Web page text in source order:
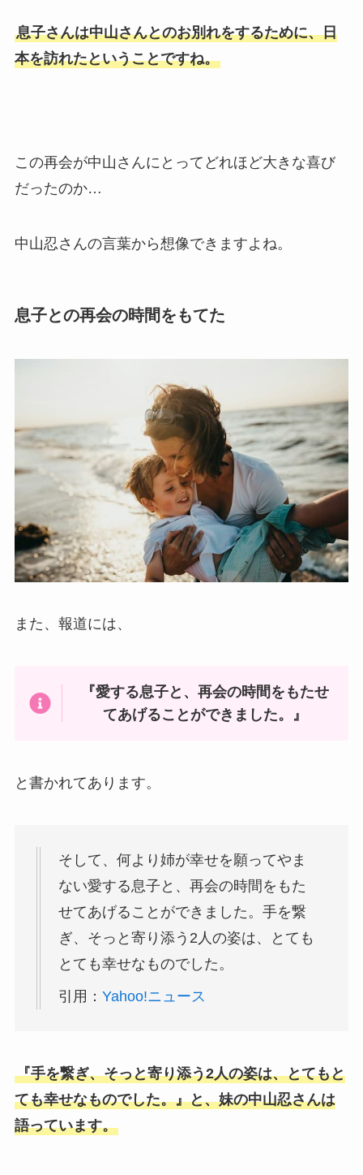
息子さんは中山さんとのお別れをするために、日
本を訪れたということですね。
この再会が中山さんにとってどれほど大きな喜び
だったのか…
中山忍さんの言葉から想像できますよね。
息子との再会の時間をもてた
また、報道には、
『愛する息子と、再会の時間をもたせ
てあげることができました。』
と書かれてあります。
そして、何より姉が幸せを願ってやま
ない愛する息子と、再会の時間をもた
せてあげることができました。手を繋
ぎ、そっと寄り添う2人の姿は、とても
とても幸せなものでした。
引用： Yahoo!ニュース
『手を繋ぎ、そっと寄り添う2人の姿は、とてもと
ても幸せなものでした。』と、妹の中山忍さんは
語っています。